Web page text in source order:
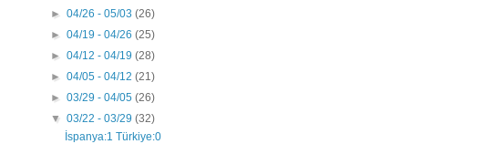
►04/26 - 05/03(26)
►04/19 - 04/26(25)
►04/12 - 04/19(28)
►04/05 - 04/12(21)
►03/29 - 04/05(26)
▼03/22 - 03/29(32)
İspanya:1 Türkiye:0